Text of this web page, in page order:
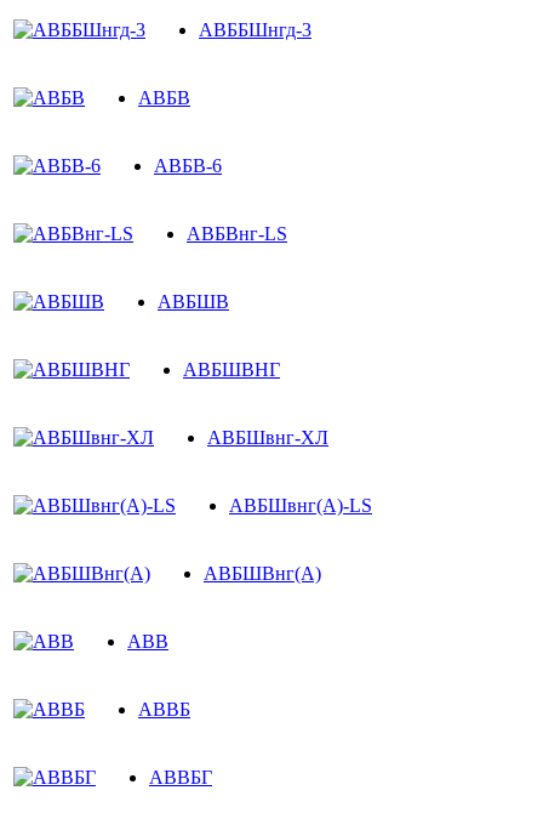
АВББШнгд-3
АВБВ
АВБВ-6
АВБВнг-LS
АВБШВ
АВБШВНГ
АВБШвнг-ХЛ
АВБШвнг(A)-LS
АВБШВнг(А)
АВВ
АВВБ
АВВБГ